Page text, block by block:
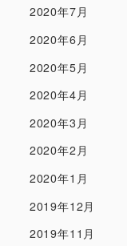
2020年7月
2020年6月
2020年5月
2020年4月
2020年3月
2020年2月
2020年1月
2019年12月
2019年11月